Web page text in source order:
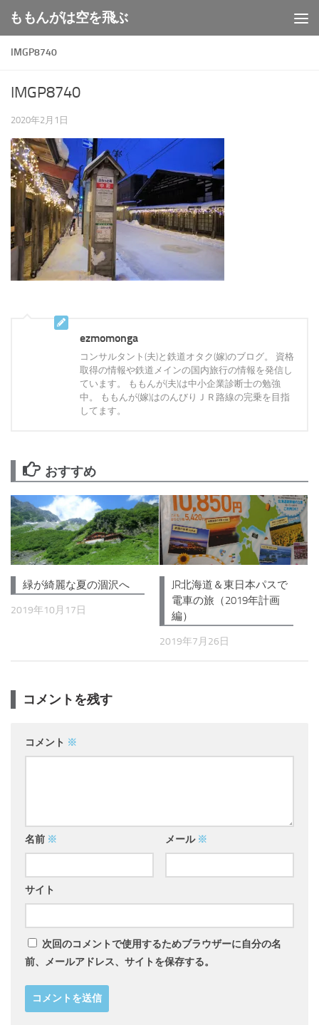
コンテンツへスキップ
ももんがは空を飛ぶ
IMGP8740
IMGP8740
2020年2月1日
ezmomonga
コンサルタント(夫)と鉄道オタク(嫁)のブログ。 資格
取得の情報や鉄道メインの国内旅行の情報を発信し
ています。 ももんが(夫)は中小企業診断士の勉強
中。 ももんが(嫁)はのんびりＪＲ路線の完乗を目指
してます。
おすすめ
緑が綺麗な夏の涸沢へ
2019年10月17日
JR北海道＆東日本パスで
電車の旅（2019年計画
編）
2019年7月26日
コメントを残す
コメント ※
名前 ※ メール ※
サイト
次回のコメントで使用するためブラウザーに自分の名
前、メールアドレス、サイトを保存する。